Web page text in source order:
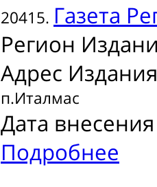
20415. Газета
Регион
Адрес
п.Италмас
Дата
Подробнее